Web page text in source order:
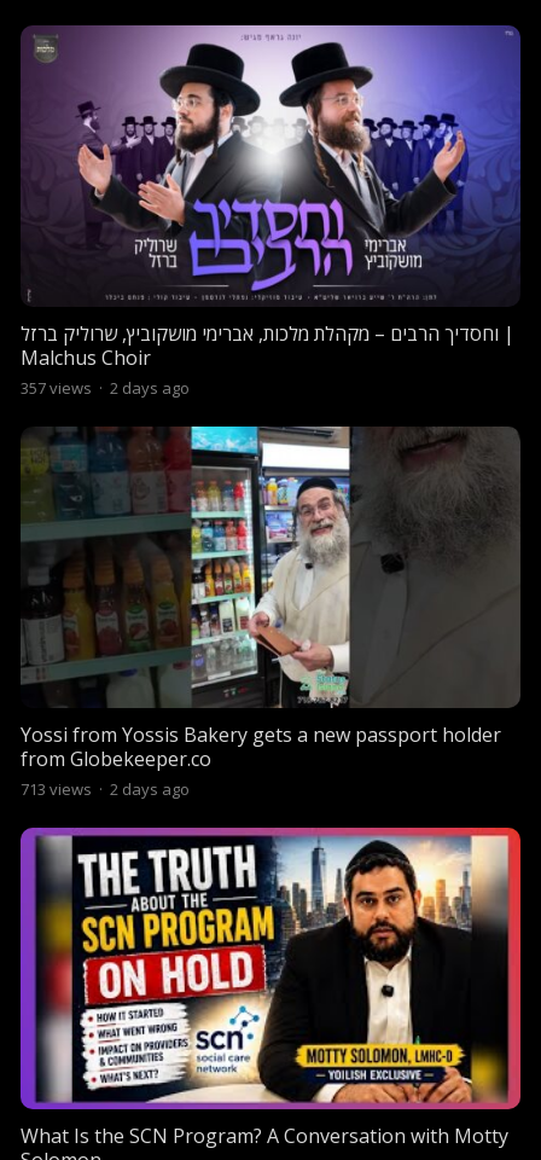
וחסדיך הרבים – מקהלת מלכות, אברימי מושקוביץ, שרוליק ברזל |
Malchus Choir
357views · 2 days ago
Yossi from Yossis Bakery gets a new passport holder
from Globekeeper.co
713 views · 2 days ago
What Is the SCN Program? A Conversation with Motty